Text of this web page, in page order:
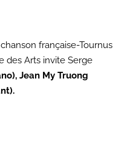
française-Tournus
des Arts invite Serge
Jean My Truong